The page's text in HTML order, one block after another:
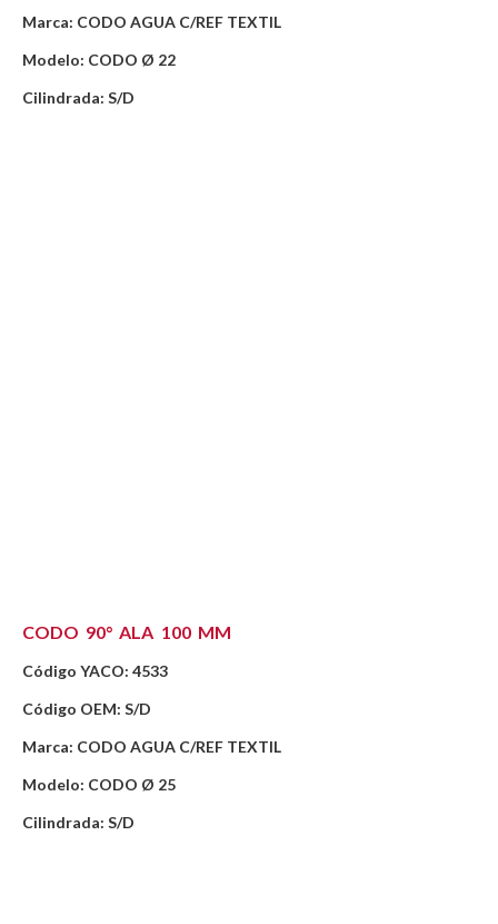
Marca: CODO AGUA C/REF TEXTIL
Modelo: CODO Ø 22
Cilindrada: S/D
CODO 90° ALA 100 MM
Código YACO: 4533
Código OEM: S/D
Marca: CODO AGUA C/REF TEXTIL
Modelo: CODO Ø 25
Cilindrada: S/D